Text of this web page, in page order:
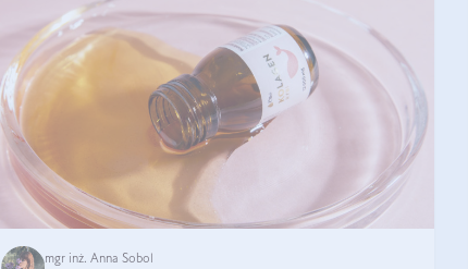
mgr inż. Anna Sobol